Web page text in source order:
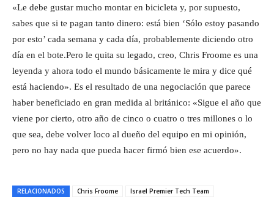
«Le debe gustar mucho montar en bicicleta y, por supuesto,
sabes que si te pagan tanto dinero: está bien ‘Sólo estoy pasando
por esto’ cada semana y cada día, probablemente diciendo otro
día en el bote.Pero le quita su legado, creo, Chris Froome es una
leyenda y ahora todo el mundo básicamente le mira y dice qué
está haciendo». Es el resultado de una negociación que parece
haber beneficiado en gran medida al británico: «Sigue el año que
viene por cierto, otro año de cinco o cuatro o tres millones o lo
que sea, debe volver loco al dueño del equipo en mi opinión,
pero no hay nada que pueda hacer firmó bien ese acuerdo».
RELACIONADOS Chris Froome Israel Premier Tech Team